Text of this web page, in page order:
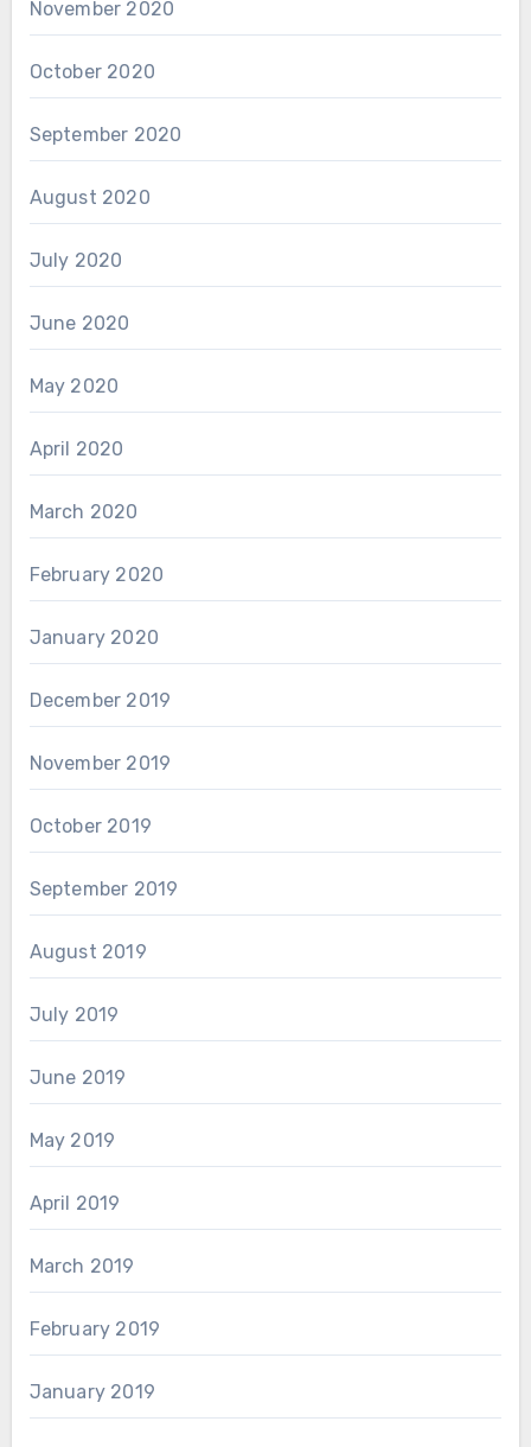
November 2020
October 2020
September 2020
August 2020
July 2020
June 2020
May 2020
April 2020
March 2020
February 2020
January 2020
December 2019
November 2019
October 2019
September 2019
August 2019
July 2019
June 2019
May 2019
April 2019
March 2019
February 2019
January 2019